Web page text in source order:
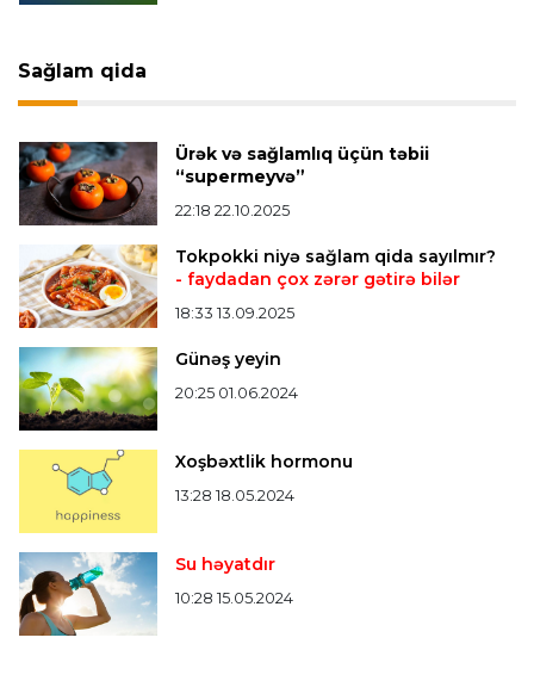
Konfrans liqası
"Qarabağ" "Dinamo"ya minimal hesabla uduzdu
Bütün xəbərlər >>>
Sağlam qida
Ürək və sağlamlıq üçün təbii
“supermeyvə”
22:18 22.10.2025
Tokpokki niyə sağlam qida sayılmır?
- faydadan çox zərər gətirə bilər
18:33 13.09.2025
Günəş yeyin
20:25 01.06.2024
Xoşbəxtlik hormonu
13:28 18.05.2024
Su həyatdır
10:28 15.05.2024